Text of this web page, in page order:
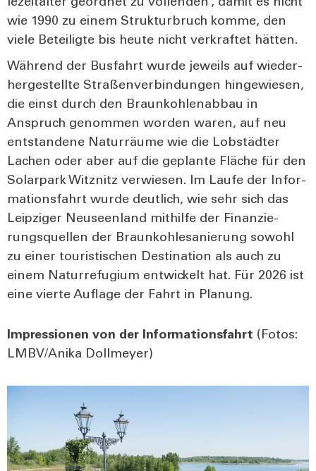
le­zeit­al­ter geord­net zu voll­enden“, damit es nicht
wie 1990 zu einem Struk­tur­bruch kom­me, den
vie­le Betei­lig­te bis heu­te nicht ver­kraf­tet hät­ten.
Wäh­rend der Bus­fahrt wur­de jeweils auf wie­der­
her­ge­stell­te Stra­ßen­ver­bin­dun­gen hin­ge­wie­sen,
die einst durch den Braun­koh­len­ab­bau in
Anspruch genom­men wor­den waren, auf neu
ent­stan­de­ne Natur­räu­me wie die Lob­städ­ter
Lachen oder aber auf die geplan­te Flä­che für den
Solar­park Witz­nitz ver­wie­sen. Im Lau­fe der Infor­
ma­ti­ons­fahrt wur­de deut­lich, wie sehr sich das
Leip­zi­ger Neu­se­en­land mit­hil­fe der Finan­zie­
rungs­quel­len der Braun­koh­le­sa­nie­rung sowohl
zu einer tou­ris­ti­schen Desti­na­ti­on als auch zu
einem Natur­re­fu­gi­um ent­wi­ckelt hat. Für 2026 ist
eine vier­te Auf­la­ge der Fahrt in Pla­nung.
Impres­sio­nen von der Infor­ma­ti­ons­fahrt (Fotos:
LMBV/Anika Doll­mey­er)